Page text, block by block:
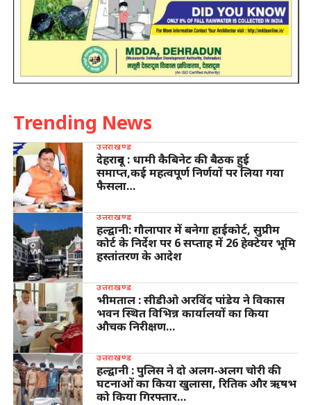
Trending News
उत्तराखण्ड
देहरादून : धामी कैबिनेट की बैठक हुई
समाप्त,कई महत्वपूर्ण निर्णयों पर लिया गया
फैसला…
उत्तराखण्ड
हल्द्वानी: गौलापार में बनेगा हाईकोर्ट, सुप्रीम
कोर्ट के निर्देश पर 6 सप्ताह में 26 हेक्टेयर भूमि
हस्तांतरण के आदेश
उत्तराखण्ड
भीमताल : सीडीओ अरविंद पांडेय ने विकास
भवन स्थित विभिन्न कार्यालयों का किया
औचक निरीक्षण…
उत्तराखण्ड
हल्द्वानी : पुलिस ने दो अलग-अलग चोरी की
घटनाओं का किया खुलासा, रितिक और ऋषभ
को किया गिरफ्तार…